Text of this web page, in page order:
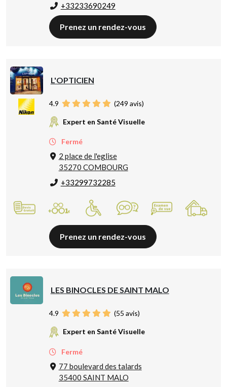
+33233690249
Prenez un rendez-vous
L'OPTICIEN
4.9 (249 avis)
Expert en Santé Visuelle
Fermé
2 place de l'eglise
35270 COMBOURG
+33299732285
Prenez un rendez-vous
LES BINOCLES DE SAINT MALO
4.9 (55 avis)
Expert en Santé Visuelle
Fermé
77 boulevard des talards
35400 SAINT MALO